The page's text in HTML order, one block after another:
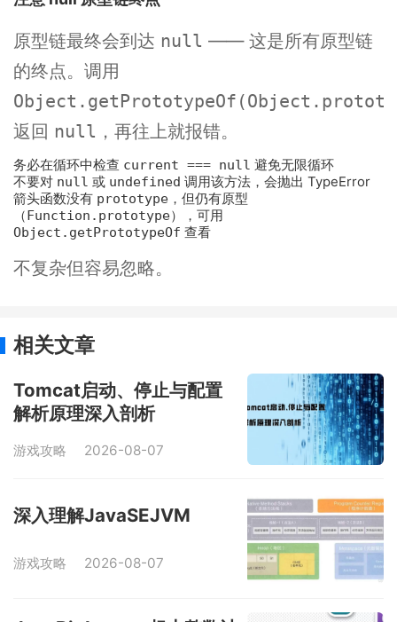
原型链最终会到达 null —— 这是所有原型链
的终点。调用
返回 null ，再往上就报错。
务必在循环中检查 current === null 避免无限循环
不要对 null 或 undefined 调用该方法，会抛出 TypeError
箭头函数没有 prototype ，但仍有原型
（ Function.prototype），可用
Object.getPrototypeOf 查看
不复杂但容易忽略。
相关文章
Tomcat启动、停止与配置
解析原理深入剖析
游戏攻略 2026-08-07
深入理解JavaSEJVM
游戏攻略 2026-08-07